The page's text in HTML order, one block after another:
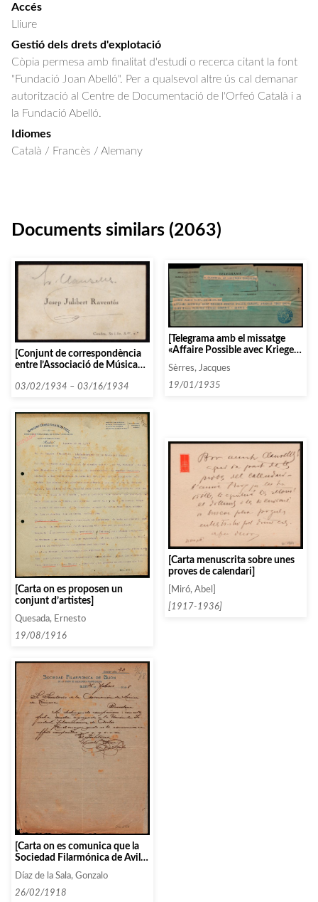
Accés
Lliure
Gestió dels drets d'explotació
Còpia permesa amb finalitat d'estudi o recerca citant la font
"Fundació Joan Abelló". Per a qualsevol altre ús cal demanar
autorització al Centre de Documentació de l'Orfeó Català i a
la Fundació Abelló.
Idiomes
Català / Francès / Alemany
Documents similars (2063)
[Conjunt de correspondència
entre l’Associació de Música
entitats que comencen amb les
(part II)]
03/02/1934 – 03/16/1934
[Telegrama amb el missatge
«Affaire Possible avec Krieger
tous opera Cinq Mille pesetas
voyage compris – Serres»]
Sèrres, Jacques
19/01/1935
[Carta on es proposen un
conjunt d’artistes]
Quesada, Ernesto
19/08/1916
[Carta menuscrita sobre unes
proves de calendari]
[Miró, Abel]
[1917-1936]
[Carta on es comunica que la
Sociedad Filarmónica de Avilés
de Filarmónicas]
Díaz de la Sala, Gonzalo
26/02/1918